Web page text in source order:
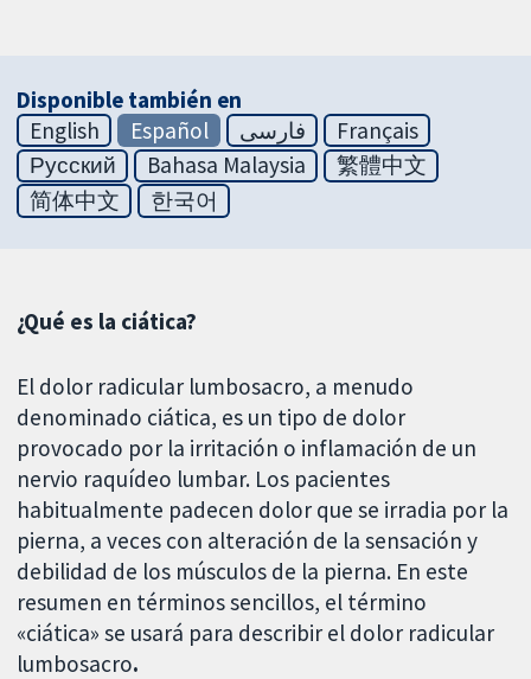
Disponible también en
English
Español فارسی
Français
Русский
Bahasa Malaysia
繁體中文
简体中文
한국어
¿Qué es la ciática?
El dolor radicular lumbosacro, a menudo
denominado ciática, es un tipo de dolor
provocado por la irritación o inflamación de un
nervio raquídeo lumbar. Los pacientes
habitualmente padecen dolor que se irradia por la
pierna, a veces con alteración de la sensación y
debilidad de los músculos de la pierna. En este
resumen en términos sencillos, el término
«ciática» se usará para describir el dolor radicular
lumbosacro.